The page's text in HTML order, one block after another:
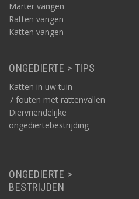
Marter vangen
Ratten vangen
Katten vangen
ONGEDIERTE > TIPS
Katten in uw tuin
7 fouten met rattenvallen
Diervriendelijke
ongediertebestrijding
ONGEDIERTE >
BESTRIJDEN